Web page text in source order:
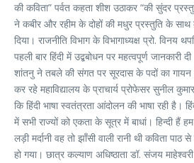
की कविता” पर्वत कहता शीश उठाकर “की सुंदर
ने कबीर और रहीम के दोहों की मधुर प्रस्तुति के साथ
दिया। राजनीति विभाग के विभागाध्यक्ष प्रो. विनय
पहली बार हिंदी में उद्बबोधन पर महत्वपूर्ण
शांतनु ने तबले की संगत पर सूरदास के पदों का गायन
कर रहे महाविद्यालय के प्राचार्य प्रोफेसर सुनील
कि हिंदी भाषा स्वतंत्रता आंदोलन की भाषा रही है।
में सभी राज्यों को एकता के सूत्र में बाधां। हिन्दी हैं
लड़ी मर्दानी वह तो झाँसी वाली रानी थी कविता
हो गया। छात्र कल्याण अधिष्ठाता डॉ. संजय